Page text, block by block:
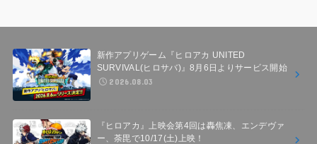
新作アプリゲーム『ヒロアカ UNITED
SURVIVAL(ヒロサバ)』8月6日よりサービス開始
2026.08.03
『ヒロアカ』上映会第4回は轟焦凍、エンデヴァ
ー、荼毘で10/17(土)上映！